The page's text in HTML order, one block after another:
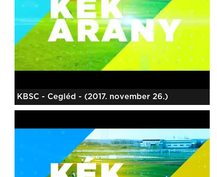
KBSC - Cegléd - (2017. november 26.)